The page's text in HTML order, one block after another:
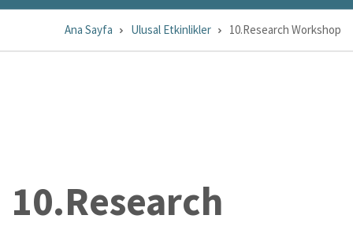
Ana Sayfa Ulusal Etkinlikler 10.Research Workshop
10.Research